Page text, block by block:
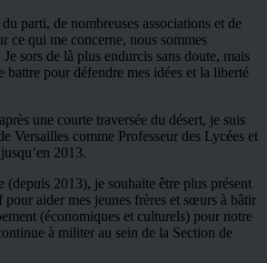
parti, de nombreuses associations et de
ce qui me concerne, nous sommes
sors de là plus endurcis sans doute, mais
battre pour défendre mes idées et la liberté
une courte traversée du désert, je suis
Versailles comme Professeur des Lycées et
2013.
(depuis 2013), je souhaite être plus présent
pour aider mes jeunes frères et sœurs à bâtir
(économiques et culturels) pour notre
à militer au sein de la Section de